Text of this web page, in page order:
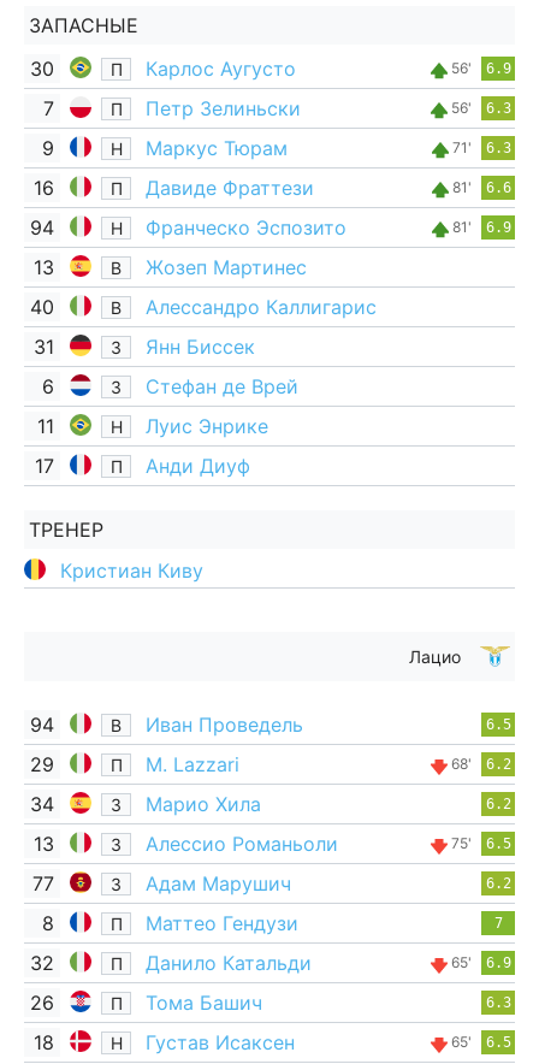
ЗАПАСНЫЕ
30
П Карлос Аугусто 56' 6.9
7 П Петр Зелиньски 56' 6.3
9 Н Маркус Тюрам 71' 6.3
16 П Давиде Фраттези 81' 6.6
94 Н Франческо Эспозито 81' 6.9
13 В
Жозеп Мартинес
40
В
Алессандро Каллигарис
31
З
Янн Биссек
6
З
Стефан де Врей
11
Н
Луис Энрике
17
П Анди Диуф
ТРЕНЕР
Кристиан Киву
Лацио
94 В Иван Проведель 6.5
29 П M. Lazzari 68' 6.2
34 З Марио Хила 6.2
13 З Алессио Романьоли 75' 6.5
77 З Адам Марушич 6.2
8 П Маттео Гендузи 7
32 П Данило Катальди 65' 6.9
26 П Тома Башич 6.3
18 Н Густав Исаксен 65' 6.5